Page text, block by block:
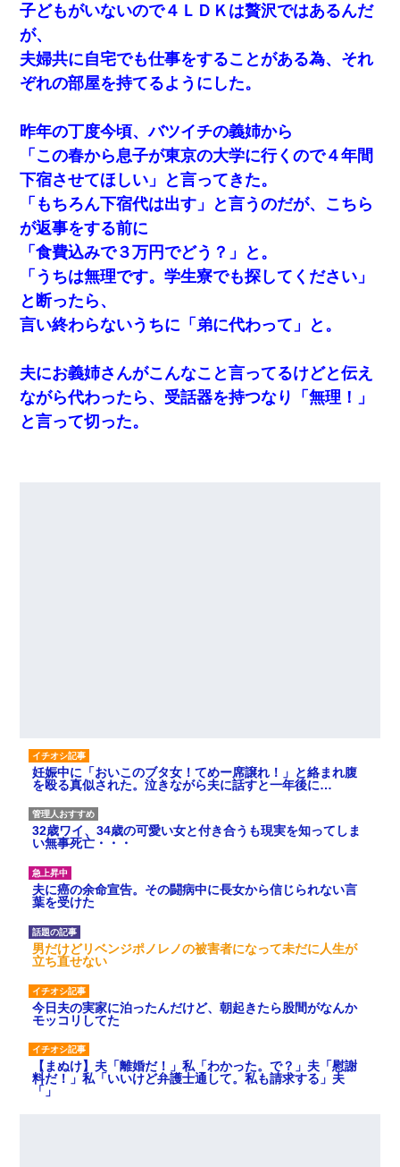
子どもがいないので４ＬＤＫは贅沢ではあるんだ
が、
夫婦共に自宅でも仕事をすることがある為、それ
ぞれの部屋を持てるようにした。
昨年の丁度今頃、バツイチの義姉から
「この春から息子が東京の大学に行くので４年間
下宿させてほしい」と言ってきた。
「もちろん下宿代は出す」と言うのだが、こちら
が返事をする前に
「食費込みで３万円でどう？」と。
「うちは無理です。学生寮でも探してください」
と断ったら、
言い終わらないうちに「弟に代わって」と。
夫にお義姉さんがこんなこと言ってるけどと伝え
ながら代わったら、受話器を持つなり「無理！」
と言って切った。
妊娠中に「おいこのブタ女！てめー席譲れ！」と絡まれ腹
を殴る真似された。泣きながら夫に話すと一年後に…
32歳ワイ、34歳の可愛い女と付き合うも現実を知ってしま
い無事死亡・・・
夫に癌の余命宣告。その闘病中に長女から信じられない言
葉を受けた
男だけどリベンジポノレノの被害者になって未だに人生が
立ち直せない
今日夫の実家に泊ったんだけど、朝起きたら股間がなんか
モッコリしてた
【まぬけ】夫「離婚だ！」私「わかった。で？」夫「慰謝
料だ！」私「いいけど弁護士通して。私も請求する」夫
「」